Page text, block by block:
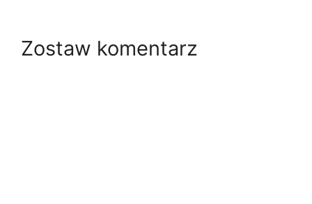
Zostaw komentarz